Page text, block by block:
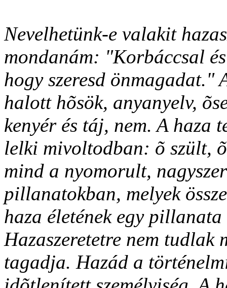
Nevelhetünk-e valakit
mondanám: "Korbáccsal
hogy szeresd önmagadat."
halott hõsök, anyanyelv,
kenyér és táj, nem. A haza
lelki mivoltodban: õ szült,
mind a nyomorult,
pillanatokban, melyek
haza életének egy pillanata
Hazaszeretetre nem
tagadja. Hazád a